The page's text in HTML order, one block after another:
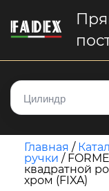
Главная /
ручки /
квадратной
хром (FIXA)